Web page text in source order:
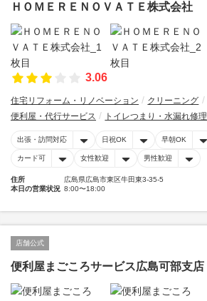
ＨＯＭＥＲＥＮＯＶＡＴＥ株式会社
3.06
住宅リフォーム・リノベーション クリーニング
便利屋・代行サービス
トイレつまり・水漏れ修
出張・訪問対応 日祝OK 早朝OK
カード可 女性歓迎 男性歓迎
住所
広島県広島市東区牛田東3-35-5
本日の営業状況 8:00〜18:00
店舗公式
便利屋まごころサービス広島可部支店